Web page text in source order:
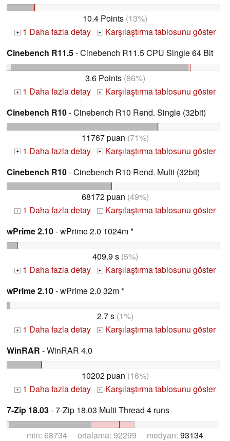
10.4 Points (13%)
+ 1 Daha fazla detay + Karşılaştırma tablosunu göster
Cinebench R11.5- Cinebench R11.5 CPU Single 64 Bit
3.6 Points(86%)
+ 1 Daha fazla detay + Karşılaştırma tablosunu göster
Cinebench R10- Cinebench R10 Rend. Single (32bit)
11767 puan (71%)
+ 1 Daha fazla detay + Karşılaştırma tablosunu göster
Cinebench R10- Cinebench R10 Rend. Multi (32bit)
68172 puan (49%)
+ 1 Daha fazla detay + Karşılaştırma tablosunu göster
wPrime 2.10- wPrime 2.0 1024m *
409.9 s(5%)
+ 1 Daha fazla detay + Karşılaştırma tablosunu göster
wPrime 2.10- wPrime 2.0 32m *
2.7 s(1%)
+ 1 Daha fazla detay + Karşılaştırma tablosunu göster
WinRAR - WinRAR 4.0
10202 puan (16%)
+ 1 Daha fazla detay + Karşılaştırma tablosunu göster
7-Zip 18.03- 7-Zip 18.03 Multi Thread 4 runs
min: 68734 ortalama: 92299 medyan: 93134